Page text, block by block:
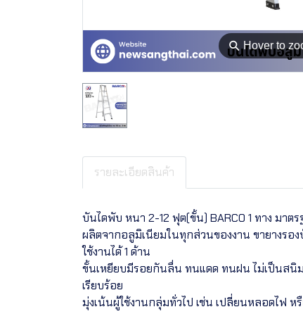
⚲Hover to
รายละเอียดสินค้า
บันไดพับ หนา 2-12 ฟุต(ขั้น) BARCO 1 ทาง มา
ผลิตจากอลูมิเนียมในทุกส่วนของงาน ขายางรอ
ใช้งานได้ 1 ด้าน
ขั้นเหยียบมีรอยกันลื่น ทนแดด ทนฝน ไม่เป็นสนิม
เรียบร้อย
มุ่งเน้นผู้ใช้งานกลุ่มทั่วไป เช่น เปลี่ยนหลอดไฟ ห